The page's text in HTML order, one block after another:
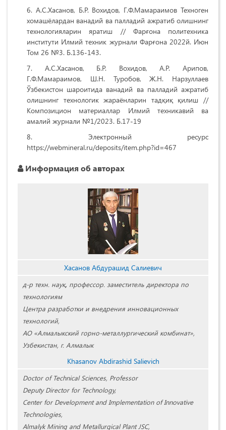
А.С.Хасанов, Б.Р. Вохидов, Г.Ф.Мамараимов Техноген
хомашёлардан ванадий ва палладий ажратиб олишнинг
технологияларин яратиш // Фарғона политехника
институти Илмий техник журнали Фарғона 2022й. Июн
Том 26 №3. Б.136-143.
А.С.Хасанов, Б.Р. Вохидов, А.Р. Арипов,
Г.Ф.Мамараимов, Ш.Н. Туробов, Ж.Н. Нарзуллаев
Ўзбекистон шароитида ванадий ва палладий ажратиб
олишнинг технологик жараёнларин тадқиқ қилиш //
Композицион материаллар Илмий техникавий ва
амалий журнали №1/2023. Б.17-19
Электронный ресурс
https://webmineral.ru/deposits/item.php?id=467
Информация об авторах
Хасанов Абдурашид Салиевич
д-р техн. наук, профессор. заместитель директора по
технологиям
Центра разработки и внедрения инновационных
технологий,
АО «Алмалыкский горно-металлургический комбинат»,
Узбекистан, г. Алмалык
Khasanov Abdirashid Salievich
Doctor of Technical Sciences, Professor
Deputy Director for Technology,
Center for Development and Implementation of Innovative
Technologies,
Almalyk Mining and Metallurgical Plant JSC,